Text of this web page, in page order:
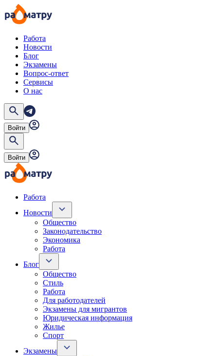
Работа
Новости
Блог
Экзамены
Вопрос-ответ
Сервисы
О нас
Войти
Войти
Работа
Новости
Общество
Законодательство
Экономика
Работа
Блог
Общество
Стиль
Работа
Для работодателей
Экзамены для мигрантов
Юридическая информация
Жилье
Спорт
Экзамены